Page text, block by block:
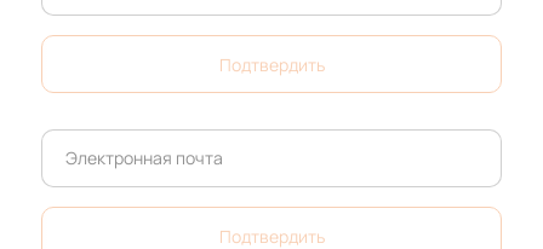
Подтвердить
Электронная почта
Подтвердить